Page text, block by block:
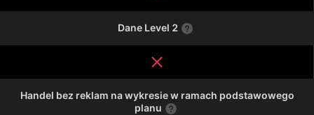
Dane Level 2
Handel bez reklam na wykresie w ramach podstawowego
planu